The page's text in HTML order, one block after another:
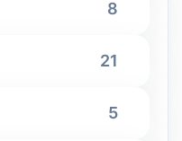
8
21
5